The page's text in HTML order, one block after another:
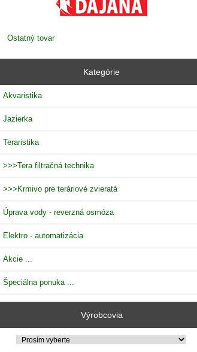
Ostatný tovar
Kategórie
Akvaristika
Jazierka
Teraristika
>>>Tera filtračná technika
>>>Krmivo pre teráriové zvieratá
Úprava vody - reverzná osmóza
Elektro - automatizácia
Akcie ...
Špeciálna ponuka ...
Výrobcovia